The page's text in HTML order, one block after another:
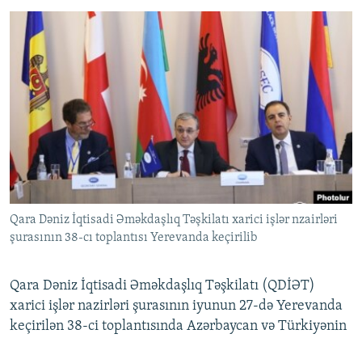
ARAŞDIRMA
MULTIMEDIA
VIDEO
FOTOQALEREYA
İNFOQRAFIKA
KARIKATURA
RADIO ARXIV
OXU ZALI
AZƏRBAYCAN ƏDƏBIYYATI KITABXANASI
İSLAM VƏ DEMOKRATIYA
HAQQIMIZDA
MISSIYAMIZ
PEŞƏ ETIKASI VƏ JURNALISTIKA STANDARTLARIMIZ
AZADLIQRADIOSU MOBIL TELEFONUNUZDA
XƏBƏR BÜLLETENLƏRIMIZ
BIZI IZLƏ
RFE/RL-in bütün saytları
Qara Dəniz İqtisadi Əməkdaşlıq Təşkilatı xarici işlər nzairləri
şurasının 38-cı toplantısı Yerevanda keçirilib
Qara Dəniz İqtisadi Əməkdaşlıq Təşkilatı (QDİƏT)
xarici işlər nazirləri şurasının iyunun 27-də Yerevanda
keçirilən 38-ci toplantısında Azərbaycan və Türkiyənin